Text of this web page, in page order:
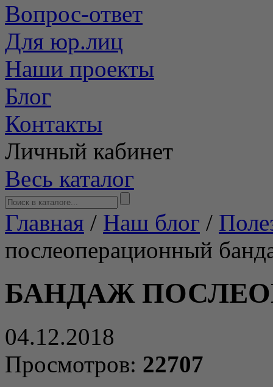
Вопрос-ответ
Для юр.лиц
Наши проекты
Блог
Контакты
Личный кабинет
Весь каталог
Главная / Наш блог /
послеоперационный
БАНДАЖ
04.12.2018
Просмотров: 22707